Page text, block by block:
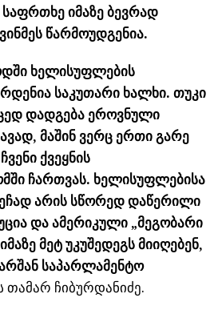
იმაზე ბევრად
წარმოუდგენია.
ხელისუფლების
საკუთარი ხალხი. თუკი
დადგება ეროვნული
მაშინ ვერც ერთი გარე
ქვეყნის
ჩართვას. ხელისუფლებისა
არის სწორედ დაწერილი
და ამერიკული „მეგობარი
მეტ უკუშედეგს მიიღებენ,
საპარლამენტო
თამარ ჩიბურდანიძე.